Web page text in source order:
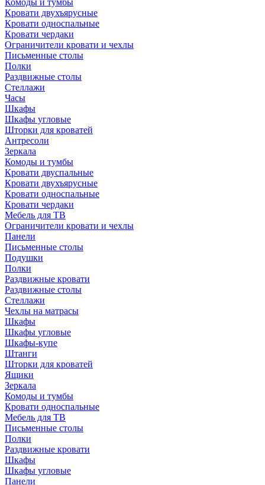
Кровати двухъярусные
Кровати односпальные
Кровати чердаки
Ограничители кровати и чехлы
Письменные столы
Полки
Раздвижные столы
Стеллажи
Часы
Шкафы
Шкафы угловые
Шторки для кроватей
Антресоли
Зеркала
Комоды и тумбы
Кровати двуспальные
Кровати двухъярусные
Кровати односпальные
Кровати чердаки
Мебель для ТВ
Ограничители кровати и чехлы
Панели
Письменные столы
Подушки
Полки
Раздвижные кровати
Раздвижные столы
Стеллажи
Чехлы на матрасы
Шкафы
Шкафы угловые
Шкафы-купе
Штанги
Шторки для кроватей
Ящики
Зеркала
Комоды и тумбы
Кровати односпальные
Мебель для ТВ
Письменные столы
Полки
Раздвижные кровати
Шкафы
Шкафы угловые
Панели